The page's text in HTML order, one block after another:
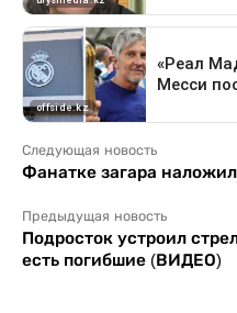
Следующая новость
Фанатке загара
Предыдущая новость
Подросток устроил
есть погибшие (ВИДЕО)